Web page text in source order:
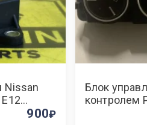
Nissan
900
Блок
контролем
2012-2019